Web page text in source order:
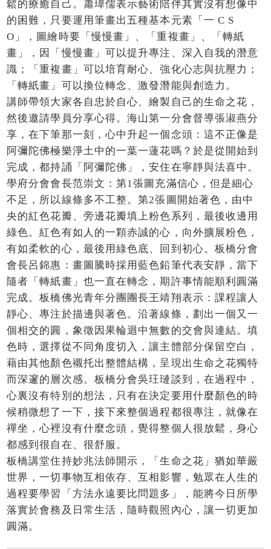
鬆的療癒自己。蕭瑋儒表示藝術陪伴其實沒有想像中
的困難，只要運用筆畫出五種基本元素「一 C S
O」，圖繪時要「慢慢畫」、「重複畫」、「轉紙
畫」，因「慢慢畫」可以提升專注、深入自我的潛意
識；「重複畫」可以培育耐心、強化心志與抗壓力；
「轉紙畫」可以換位轉念、激發潛能與創造力。
講師帶領大家各自忠於自心、繪製自己的生命之花，
然後邀請學員分享心得。海山第一分會督導張淑燕分
享，在下筆那一刻，心中升起一個念頭：這不正像是
阿彌陀佛極樂淨土中的一葉一蓮花嗎？於是從開始到
完成，都持誦「阿彌陀佛」，安住在寧靜與法喜中。
學府分會會長范崇文：第1張圖充滿信心，但是細心
不足，所以線條多不工整。第2張圖開始著色，由中
央的紅色花瓣、旁邊花瓣填上粉色系列，最後收邊用
綠色。紅色有如人的一顆赤誠的心，向外擴展粉色，
有如柔軟的心，最後用綠色底、回到初心。板橋分會
會長呂錦惠：畫圖騰時採用藍色鉛筆代表安靜，當下
隨者「轉紙畫」也一直在轉念，期許事情能順利圓滿
完成。板橋佛光青年分團團長王靖翔表示：課程讓人
靜心、專注於描邊與著色。沿著線條，劃出一個又一
個相交的圓，象徵因果輪迴中無數的交會與連結。填
色時，選擇從不同角度切入，讓主體部分保留空白，
藉由其他顏色襯托出整體結構，呈現出生命之花獨特
而深邃的層次感。板橋分會吳玨璉談到，在過程中，
心裏沒有特別的想法，只有在決定要用什麼顏色的時
候稍微想了一下，接下來整個過程都很專注，就像在
禪坐，心裡沒有什麼念頭，覺得整個人很放鬆，身心
都感到很自在、很舒服。
板橋講堂住持妙兆法師開示，「生命之花」猶如華嚴
世界，一切事物互相依存、互相影響，勉眾在人生的
過程要學習「方法永遠要比問題多」，能將今日所學
落實於會務及日常生活，隨時觀照內心，讓一切更加
圓滿。